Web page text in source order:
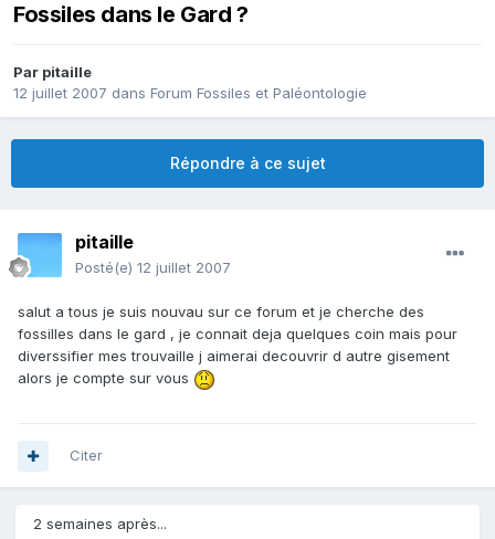
Fossiles dans le Gard ?
Par pitaille
12 juillet 2007 dans Forum Fossiles et Paléontologie
Répondre à ce sujet
pitaille
Posté(e) 12 juillet 2007
salut a tous je suis nouvau sur ce forum et je cherche des
fossilles dans le gard , je connait deja quelques coin mais pour
diverssifier mes trouvaille j aimerai decouvrir d autre gisement
alors je compte sur vous
Citer
2 semaines après...